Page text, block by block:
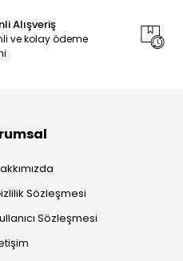
Alışveriş
ve kolay ödeme
Sözleşmesi
Sözleşmesi